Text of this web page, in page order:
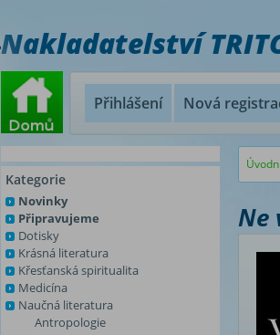
Nakladatelství
Přihlášení Nová
Kategorie
Novinky
Připravujeme
Dotisky
Krásná literatura
Křesťanská spiritualita
Medicína
Naučná literatura
Antropologie
Ne